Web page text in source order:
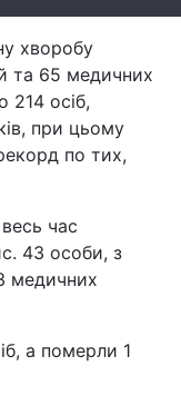
хворобу
та 65 медичних
214 осіб,
при цьому
по тих,
час
43 особи, з
медичних
а померли 1